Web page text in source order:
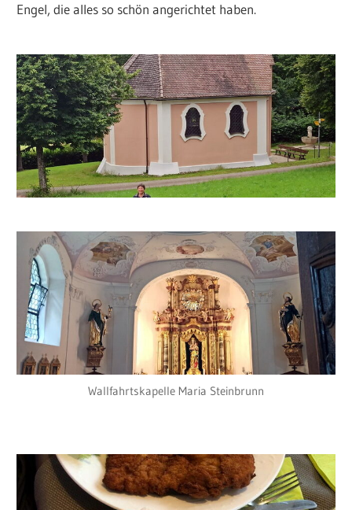
Engel, die alles so schön angerichtet haben.
Wallfahrtskapelle Maria Steinbrunn